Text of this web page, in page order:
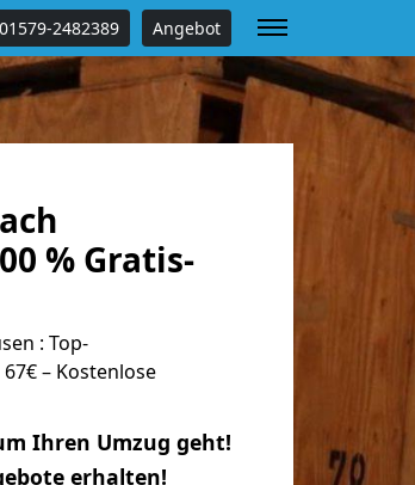
01579-2482389 Angebot
% Gratis-
: Top-
– Kostenlose
Ihren Umzug geht!
erhalten!